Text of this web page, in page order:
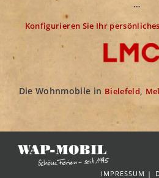
…
Konfigurieren Sie Ihr
Die Wohnmobile in Bielefeld,
IMPRESSUM